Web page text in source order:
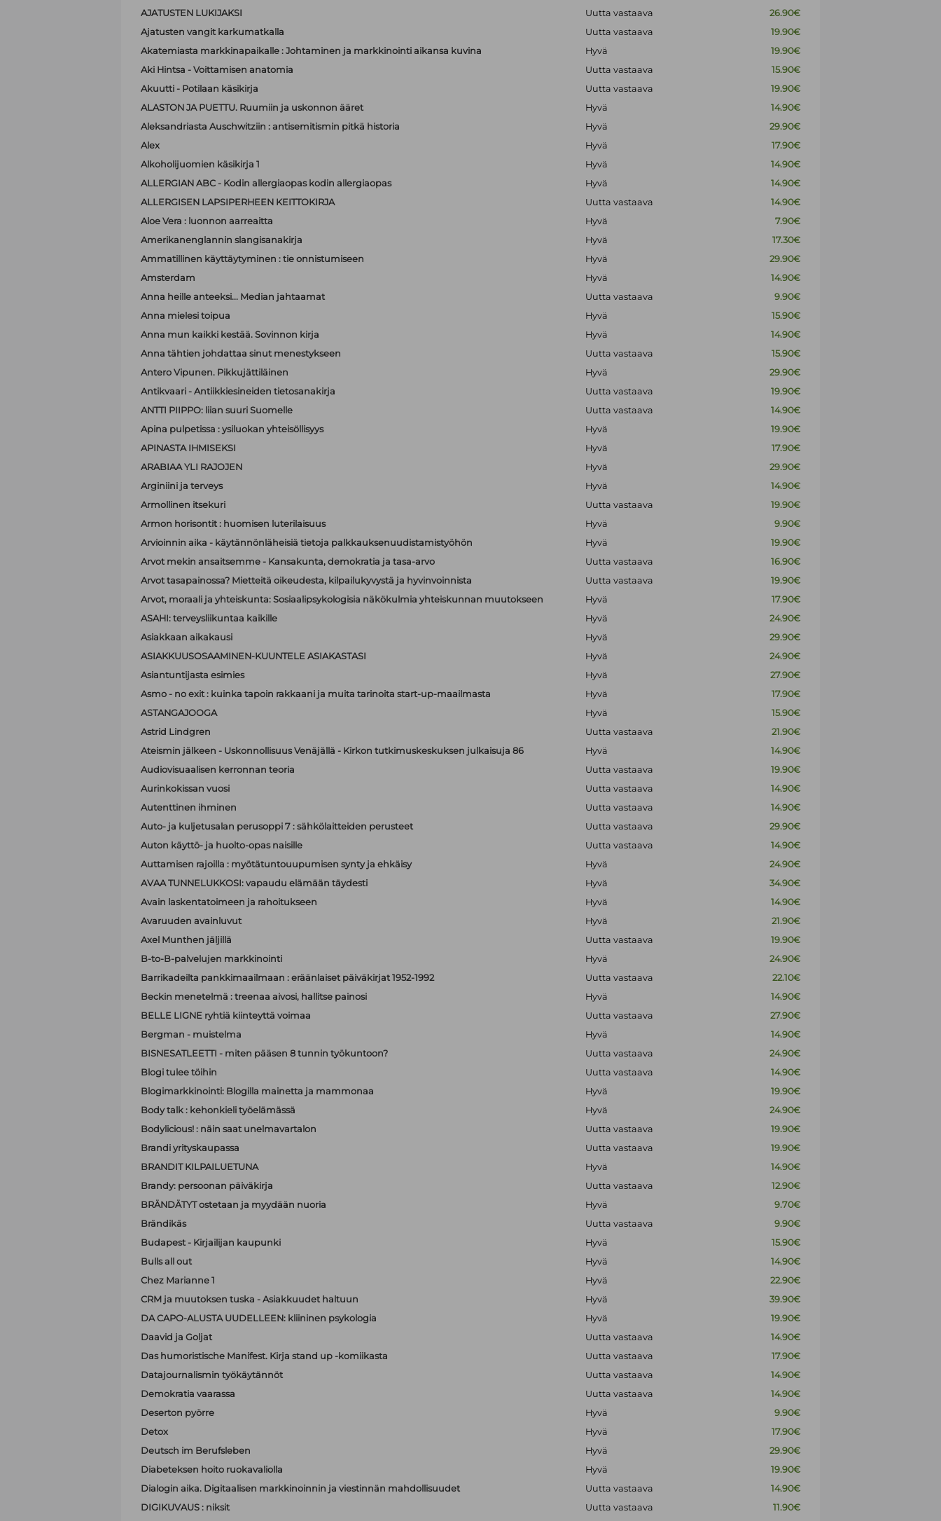
AJATUSTEN LUKIJAKSI
Uutta vastaava
26.90€
Ajatusten vangit karkumatkalla
Uutta vastaava
19.90€
Akatemiasta markkinapaikalle : Johtaminen ja markkinointi aikansa kuvina
Hyvä
19.90€
Aki Hintsa - Voittamisen anatomia
Uutta vastaava
15.90€
Akuutti - Potilaan käsikirja
Uutta vastaava
19.90€
ALASTON JA PUETTU. Ruumiin ja uskonnon ääret
Hyvä
14.90€
Aleksandriasta Auschwitziin : antisemitismin pitkä historia
Hyvä
29.90€
Alex
Hyvä
17.90€
Alkoholijuomien käsikirja 1
Hyvä
14.90€
ALLERGIAN ABC - Kodin allergiaopas kodin allergiaopas
Hyvä
14.90€
ALLERGISEN LAPSIPERHEEN KEITTOKIRJA
Uutta vastaava
14.90€
Aloe Vera : luonnon aarreaitta
Hyvä
7.90€
Amerikanenglannin slangisanakirja
Hyvä
17.30€
Ammatillinen käyttäytyminen : tie onnistumiseen
Hyvä
29.90€
Amsterdam
Hyvä
14.90€
Anna heille anteeksi... Median jahtaamat
Uutta vastaava
9.90€
Anna mielesi toipua
Hyvä
15.90€
Anna mun kaikki kestää. Sovinnon kirja
Hyvä
14.90€
Anna tähtien johdattaa sinut menestykseen
Uutta vastaava
15.90€
Antero Vipunen. Pikkujättiläinen
Hyvä
29.90€
Antikvaari - Antiikkiesineiden tietosanakirja
Uutta vastaava
19.90€
ANTTI PIIPPO: liian suuri Suomelle
Uutta vastaava
14.90€
Apina pulpetissa : ysiluokan yhteisöllisyys
Hyvä
19.90€
APINASTA IHMISEKSI
Hyvä
17.90€
ARABIAA YLI RAJOJEN
Hyvä
29.90€
Arginiini ja terveys
Hyvä
14.90€
Armollinen itsekuri
Uutta vastaava
19.90€
Armon horisontit : huomisen luterilaisuus
Hyvä
9.90€
Arvioinnin aika - käytännönläheisiä tietoja palkkauksenuudistamistyöhön
Hyvä
19.90€
Arvot mekin ansaitsemme - Kansakunta, demokratia ja tasa-arvo
Uutta vastaava
16.90€
Arvot tasapainossa? Mietteitä oikeudesta, kilpailukyvystä ja hyvinvoinnista
Uutta vastaava
19.90€
Arvot, moraali ja yhteiskunta: Sosiaalipsykologisia näkökulmia yhteiskunnan muutokseen
Hyvä
17.90€
ASAHI: terveysliikuntaa kaikille
Hyvä
24.90€
Asiakkaan aikakausi
Hyvä
29.90€
ASIAKKUUSOSAAMINEN-KUUNTELE ASIAKASTASI
Hyvä
24.90€
Asiantuntijasta esimies
Hyvä
27.90€
Asmo - no exit : kuinka tapoin rakkaani ja muita tarinoita start-up-maailmasta
Hyvä
17.90€
ASTANGAJOOGA
Hyvä
15.90€
Astrid Lindgren
Uutta vastaava
21.90€
Ateismin jälkeen - Uskonnollisuus Venäjällä - Kirkon tutkimuskeskuksen julkaisuja 86
Hyvä
14.90€
Audiovisuaalisen kerronnan teoria
Uutta vastaava
19.90€
Aurinkokissan vuosi
Uutta vastaava
14.90€
Autenttinen ihminen
Uutta vastaava
14.90€
Auto- ja kuljetusalan perusoppi 7 : sähkölaitteiden perusteet
Uutta vastaava
29.90€
Auton käyttö- ja huolto-opas naisille
Uutta vastaava
14.90€
Auttamisen rajoilla : myötätuntouupumisen synty ja ehkäisy
Hyvä
24.90€
AVAA TUNNELUKKOSI: vapaudu elämään täydesti
Hyvä
34.90€
Avain laskentatoimeen ja rahoitukseen
Hyvä
14.90€
Avaruuden avainluvut
Hyvä
21.90€
Axel Munthen jäljillä
Uutta vastaava
19.90€
B-to-B-palvelujen markkinointi
Hyvä
24.90€
Barrikadeilta pankkimaailmaan : eräänlaiset päiväkirjat 1952-1992
Uutta vastaava
22.10€
Beckin menetelmä : treenaa aivosi, hallitse painosi
Hyvä
14.90€
BELLE LIGNE ryhtiä kiinteyttä voimaa
Uutta vastaava
27.90€
Bergman - muistelma
Hyvä
14.90€
BISNESATLEETTI - miten pääsen 8 tunnin työkuntoon?
Uutta vastaava
24.90€
Blogi tulee töihin
Uutta vastaava
14.90€
Blogimarkkinointi: Blogilla mainetta ja mammonaa
Hyvä
19.90€
Body talk : kehonkieli työelämässä
Hyvä
24.90€
Bodylicious! : näin saat unelmavartalon
Uutta vastaava
19.90€
Brandi yrityskaupassa
Uutta vastaava
19.90€
BRANDIT KILPAILUETUNA
Hyvä
14.90€
Brandy: persoonan päiväkirja
Uutta vastaava
12.90€
BRÄNDÄTYT ostetaan ja myydään nuoria
Hyvä
9.70€
Brändikäs
Uutta vastaava
9.90€
Budapest - Kirjailijan kaupunki
Hyvä
15.90€
Bulls all out
Hyvä
14.90€
Chez Marianne 1
Hyvä
22.90€
CRM ja muutoksen tuska - Asiakkuudet haltuun
Hyvä
39.90€
DA CAPO-ALUSTA UUDELLEEN: kliininen psykologia
Hyvä
19.90€
Daavid ja Goljat
Uutta vastaava
14.90€
Das humoristische Manifest. Kirja stand up -komiikasta
Uutta vastaava
17.90€
Datajournalismin työkäytännöt
Uutta vastaava
14.90€
Demokratia vaarassa
Uutta vastaava
14.90€
Deserton pyörre
Hyvä
9.90€
Detox
Hyvä
17.90€
Deutsch im Berufsleben
Hyvä
29.90€
Diabeteksen hoito ruokavaliolla
Hyvä
19.90€
Dialogin aika. Digitaalisen markkinoinnin ja viestinnän mahdollisuudet
Uutta vastaava
14.90€
DIGIKUVAUS : niksit
Uutta vastaava
11.90€